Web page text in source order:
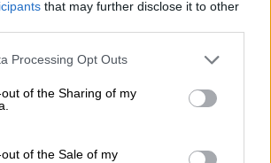
that may further disclose it to other
website/app uses one or more Google
visit or usage behaviour. You may click to
to Google and its third-party tags to
specified purposes in below Google
Processing Opt Outs
of the Sharing of my
of the Sale of my
αποτελέσματα των
έχειέρθει τρίτος
στη
αυτήν την ώρα ένα